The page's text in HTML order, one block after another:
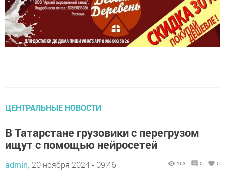
ЦЕНТРАЛЬНЫЕ НОВОСТИ
В Татарстане грузовики с перегрузом
ищут с помощью нейросетей
admin, 20 ноября 2024 - 09:46